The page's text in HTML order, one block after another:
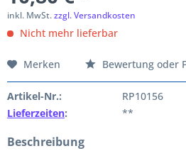
inkl. MwSt.zzgl. Versandkosten
Nicht mehr lieferbar
Merken Bewertung oder
Artikel-Nr.:
RP10156
Lieferzeiten: **
Beschreibung